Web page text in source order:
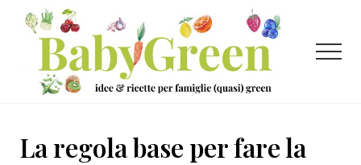
Menu
Passa
contenuto
principale
Passa
laterale
primaria
Passa
Menu
La regola base per fare la